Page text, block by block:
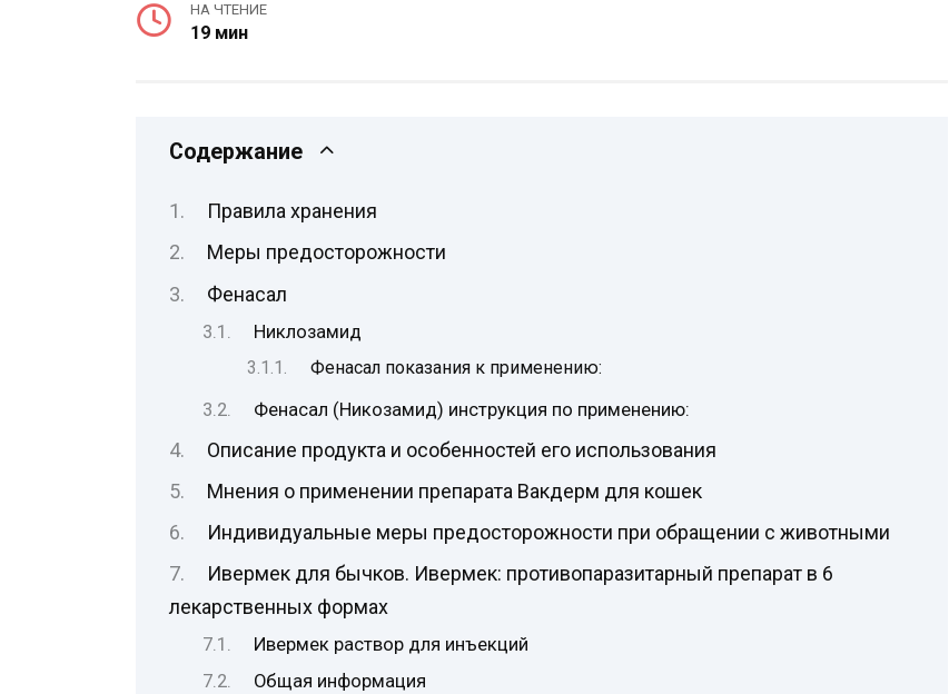
НА ЧТЕНИЕ
19 мин
Содержание
Правила хранения
Меры предосторожности
Фенасал
Никлозамид
Фенасал показания к применению:
Фенасал (Никозамид) инструкция по применению:
Описание продукта и особенностей его использования
Мнения о применении препарата Вакдерм для кошек
Индивидуальные меры предосторожности при обращении с животными
Ивермек для бычков. Ивермек: противопаразитарный препарат в 6
лекарственных формах
Ивермек раствор для инъекций
Общая информация